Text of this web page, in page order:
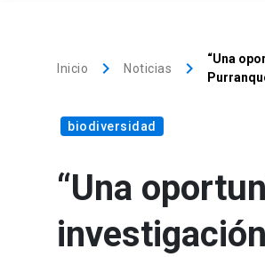
Inicio keyboard_arrow_right Noticias keyboard_arrow_right
“Una
biodiversidad
“Una